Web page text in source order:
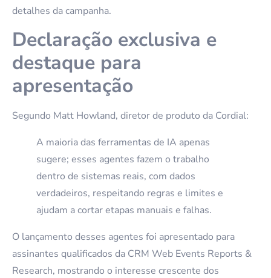
detalhes da campanha.
Declaração exclusiva e
destaque para
apresentação
Segundo Matt Howland, diretor de produto da Cordial:
A maioria das ferramentas de IA apenas
sugere; esses agentes fazem o trabalho
dentro de sistemas reais, com dados
verdadeiros, respeitando regras e limites e
ajudam a cortar etapas manuais e falhas.
O lançamento desses agentes foi apresentado para
assinantes qualificados da CRM Web Events Reports &
Research, mostrando o interesse crescente dos